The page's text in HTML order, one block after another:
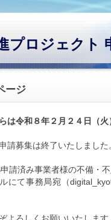
プロジェクト
ージ
は令和８年２月２４日（
請募集は終了いたしました
請済み事業者様の不備・
にて事務局宛（